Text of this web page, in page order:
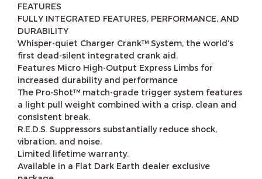
FEATURES
FULLY INTEGRATED FEATURES, PERFORMANCE, AND
DURABILITY
Whisper-quiet Charger Crank™ System, the world’s
first dead-silent integrated crank aid.
Features Micro High-Output Express Limbs for
increased durability and performance
The Pro-Shot™ match-grade trigger system features
a light pull weight combined with a crisp, clean and
consistent break.
R.E.D.S. Suppressors substantially reduce shock,
vibration, and noise.
Limited lifetime warranty.
Available in a Flat Dark Earth dealer exclusive